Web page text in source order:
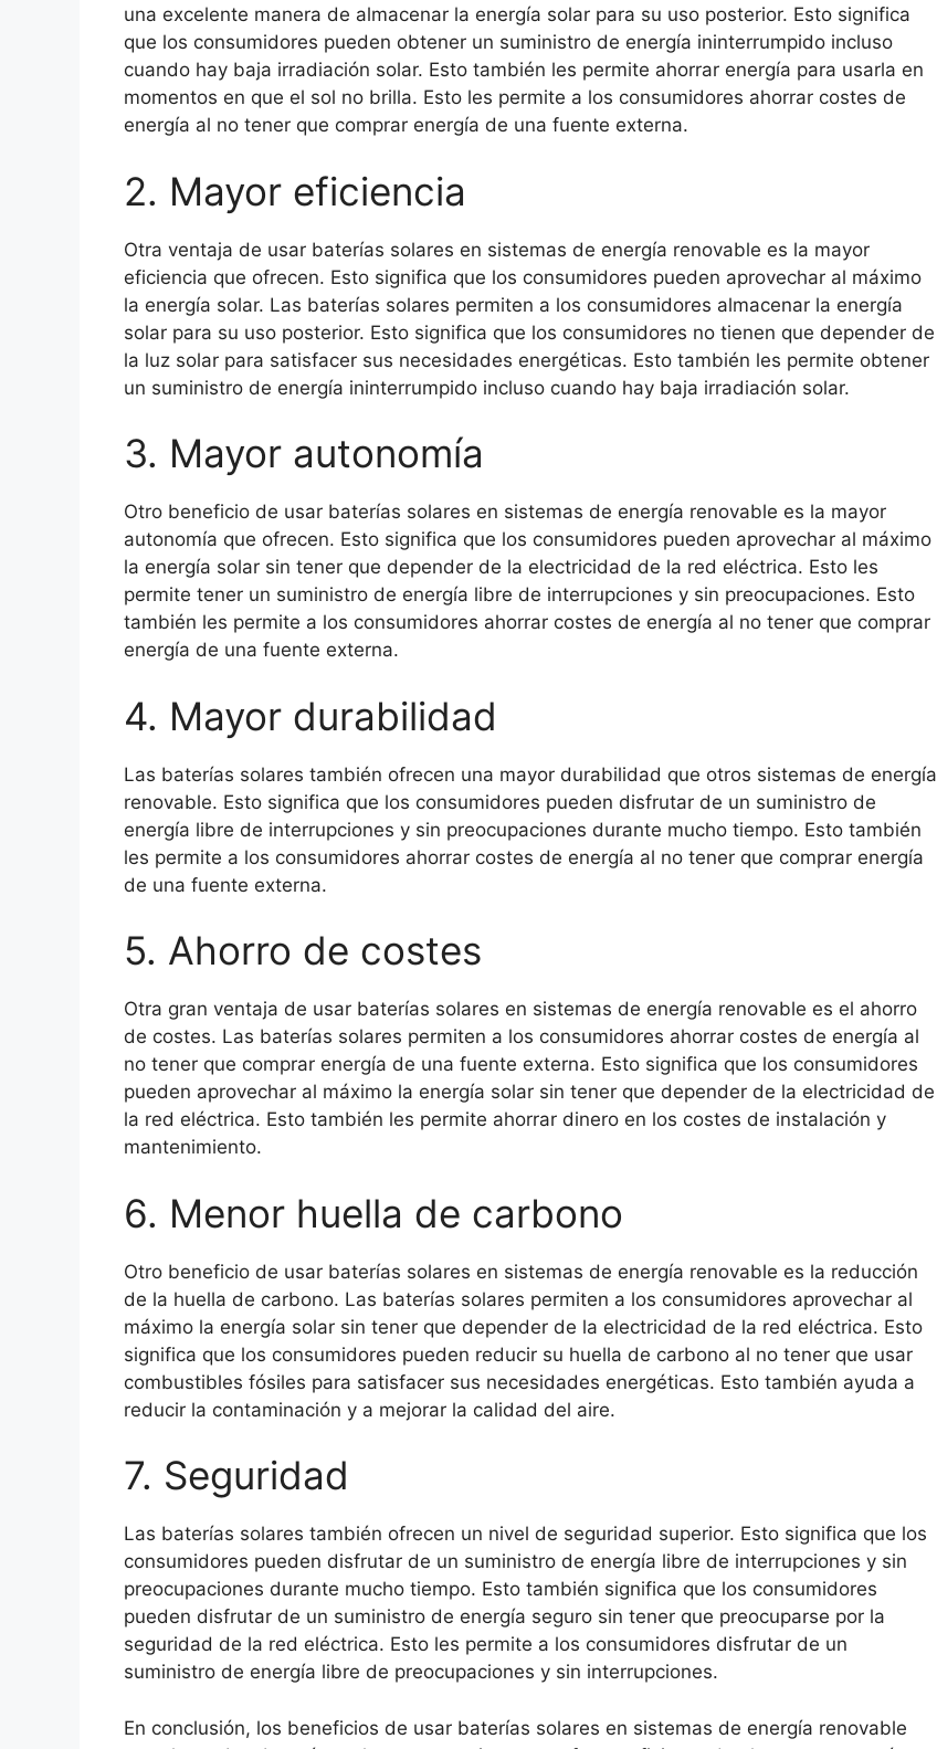
una excelente manera de almacenar la energía solar para su uso posterior. Esto significa
que los consumidores pueden obtener un suministro de energía ininterrumpido incluso
cuando hay baja irradiación solar. Esto también les permite ahorrar energía para usarla en
momentos en que el sol no brilla. Esto les permite a los consumidores ahorrar costes de
energía al no tener que comprar energía de una fuente externa.
2. Mayor eficiencia
Otra ventaja de usar baterías solares en sistemas de energía renovable es la mayor
eficiencia que ofrecen. Esto significa que los consumidores pueden aprovechar al máximo
la energía solar. Las baterías solares permiten a los consumidores almacenar la energía
solar para su uso posterior. Esto significa que los consumidores no tienen que depender de
la luz solar para satisfacer sus necesidades energéticas. Esto también les permite obtener
un suministro de energía ininterrumpido incluso cuando hay baja irradiación solar.
3. Mayor autonomía
Otro beneficio de usar baterías solares en sistemas de energía renovable es la mayor
autonomía que ofrecen. Esto significa que los consumidores pueden aprovechar al máximo
la energía solar sin tener que depender de la electricidad de la red eléctrica. Esto les
permite tener un suministro de energía libre de interrupciones y sin preocupaciones. Esto
también les permite a los consumidores ahorrar costes de energía al no tener que comprar
energía de una fuente externa.
4. Mayor durabilidad
Las baterías solares también ofrecen una mayor durabilidad que otros sistemas de energía
renovable. Esto significa que los consumidores pueden disfrutar de un suministro de
energía libre de interrupciones y sin preocupaciones durante mucho tiempo. Esto también
les permite a los consumidores ahorrar costes de energía al no tener que comprar energía
de una fuente externa.
5. Ahorro de costes
Otra gran ventaja de usar baterías solares en sistemas de energía renovable es el ahorro
de costes. Las baterías solares permiten a los consumidores ahorrar costes de energía al
no tener que comprar energía de una fuente externa. Esto significa que los consumidores
pueden aprovechar al máximo la energía solar sin tener que depender de la electricidad de
la red eléctrica. Esto también les permite ahorrar dinero en los costes de instalación y
mantenimiento.
6. Menor huella de carbono
Otro beneficio de usar baterías solares en sistemas de energía renovable es la reducción
de la huella de carbono. Las baterías solares permiten a los consumidores aprovechar al
máximo la energía solar sin tener que depender de la electricidad de la red eléctrica. Esto
significa que los consumidores pueden reducir su huella de carbono al no tener que usar
combustibles fósiles para satisfacer sus necesidades energéticas. Esto también ayuda a
reducir la contaminación y a mejorar la calidad del aire.
7. Seguridad
Las baterías solares también ofrecen un nivel de seguridad superior. Esto significa que los
consumidores pueden disfrutar de un suministro de energía libre de interrupciones y sin
preocupaciones durante mucho tiempo. Esto también significa que los consumidores
pueden disfrutar de un suministro de energía seguro sin tener que preocuparse por la
seguridad de la red eléctrica. Esto les permite a los consumidores disfrutar de un
suministro de energía libre de preocupaciones y sin interrupciones.
En conclusión, los beneficios de usar baterías solares en sistemas de energía renovable